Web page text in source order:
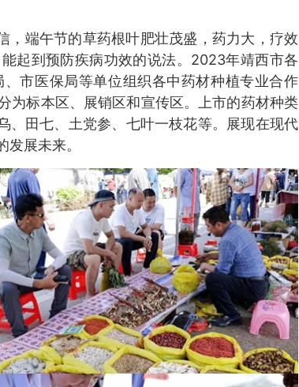
，端午节的草药根叶肥壮茂盛，药力大，疗效
起到预防疾病功效的说法。2023年靖西市各
市医保局等单位组织各中药材种植专业合作
为标本区、展销区和宣传区。上市的药材种类
、田七、土党参、七叶一枝花等。展现在现代
展未来。